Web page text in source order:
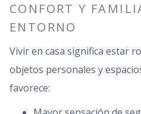
CONFORT Y
ENTORNO
Vivir en casa significa estar
objetos personales y
favorece: